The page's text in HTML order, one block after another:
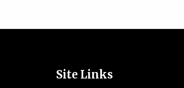
Site Links